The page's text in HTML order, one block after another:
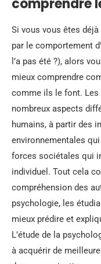
comprendre
Si vous vous êtes
par le comportement
l’a pas été ?), alors
mieux comprendre
comme ils le font. Les
nombreux aspects
humains, à partir des
environnementales
forces sociétales qui
individuel. Tout cela
compréhension des
psychologie, les
mieux prédire et
L’étude de la
à acquérir de